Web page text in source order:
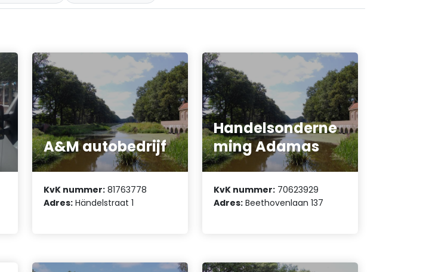
A&M autobedrijf
KvK nummer: 81763778
Adres: Händelstraat 1
Handelsonderne
ming Adamas
KvK nummer: 70623929
Adres: Beethovenlaan 137